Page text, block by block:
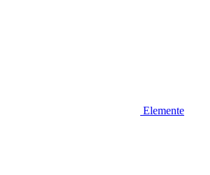
Elemente